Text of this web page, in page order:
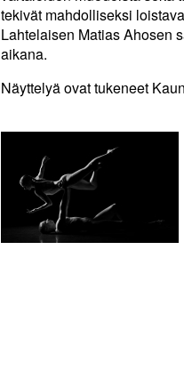
tekivät mahdolliseksi
Lahtelaisen Matias Ahosen
aikana.
Näyttelyä ovat tukeneet